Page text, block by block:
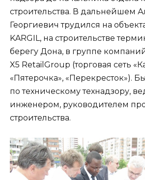
строительства. В дальнейшем
Георгиевич трудился на
KARGIL, на строительстве
берегу Дона, в группе
X5 RetailGroup (торговая сеть
«Пятерочка», «Перекресток»).
по техническому технадзору,
инженером, руководителем
строительства.